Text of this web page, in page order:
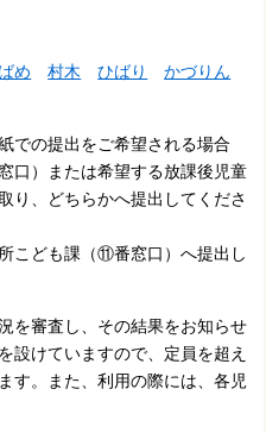
め 村木 ひばり
かづりん
での提出をご希望される場合
口）または希望する放課後児童
り、どちらかへ提出してくださ
こども課（⑪番窓口）へ提出し
を審査し、その結果をお知らせ
設けていますので、定員を超え
す。また、利用の際には、各児